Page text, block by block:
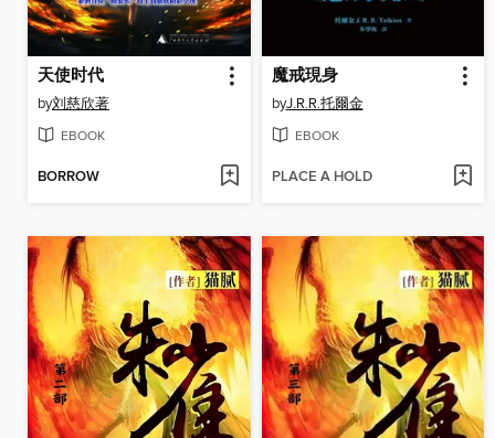
天使时代
by刘慈欣著
EBOOK
BORROW
魔戒現身
byJ.R.R.托爾金
EBOOK
PLACE A HOLD